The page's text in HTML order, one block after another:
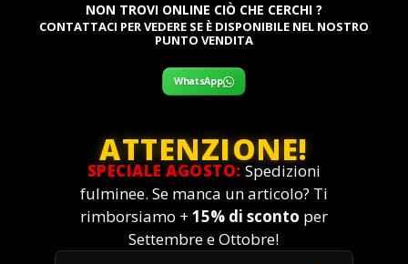
NON TROVI ONLINE CIÒ CHE CERCHI ?
CONTATTACI PER VEDERE SE È DISPONIBILE NEL NOSTRO
PUNTO VENDITA
WhatsApp
ATTENZIONE!
SPECIALE AGOSTO: Spedizioni
fulminee. Se manca un articolo? Ti
rimborsiamo + 15% di sconto per
Settembre e Ottobre!